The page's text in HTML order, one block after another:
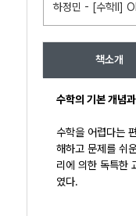
하정민 - [수학ll]
책소개
수학의 기본 개념
수학을 어렵다는
해하고 문제를 쉬
리에 의한 독특한
였다.